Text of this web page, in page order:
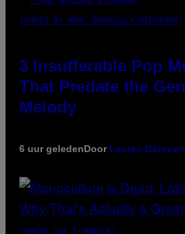
(PHOTO BY MARC BROUSSELY/REDFERNS)
3 Insufferable Pop
That Predate the
Melody
6 uur geledenDoor Lauren Boisvert
(PHOTO VIA T-MOBILE)